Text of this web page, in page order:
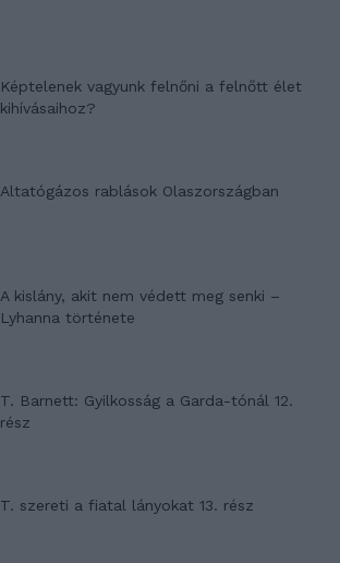
Képtelenek vagyunk felnőni a felnőtt élet
kihívásaihoz?
Altatógázos rablások Olaszországban
A kislány, akit nem védett meg senki –
Lyhanna története
T. Barnett: Gyilkosság a Garda-tónál 12.
rész
T. szereti a fiatal lányokat 13. rész